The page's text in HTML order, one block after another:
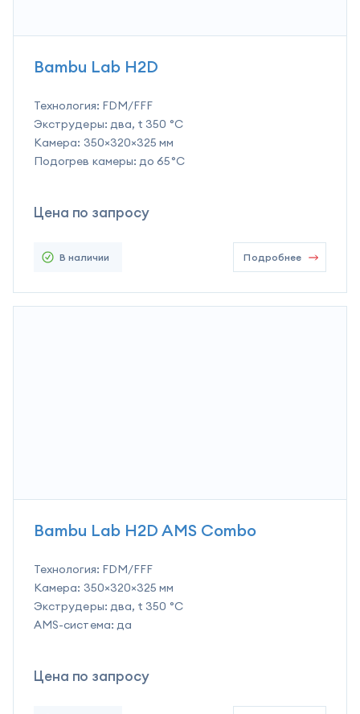
Bambu Lab H2D
Технология: FDM/FFF
Экструдеры: два, t 350 °C
Камера: 350×320×325 мм
Подогрев камеры: до 65°C
Цена по запросу
В наличии Подробнее
Bambu Lab H2D AMS Combo
Технология: FDM/FFF
Камера: 350×320×325 мм
Экструдеры: два, t 350 °C
AMS-система: да
Цена по запросу